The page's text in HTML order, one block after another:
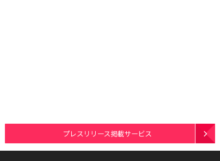
プレスリリース掲載サービス